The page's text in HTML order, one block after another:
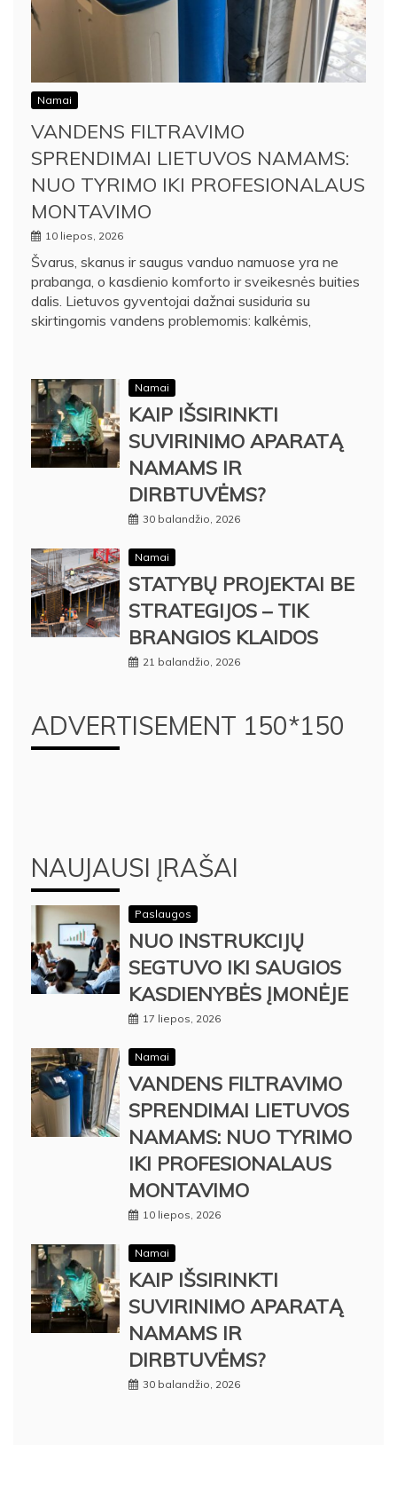
Namai
VANDENS FILTRAVIMO
SPRENDIMAI LIETUVOS NAMAMS:
NUO TYRIMO IKI PROFESIONALAUS
MONTAVIMO
10 liepos, 2026
Švarus, skanus ir saugus vanduo namuose yra ne
prabanga, o kasdienio komforto ir sveikesnės buities
dalis. Lietuvos gyventojai dažnai susiduria su
skirtingomis vandens problemomis: kalkėmis,
Namai
KAIP IŠSIRINKTI
SUVIRINIMO APARATĄ
NAMAMS IR
DIRBTUVĖMS?
30 balandžio, 2026
Namai
STATYBŲ PROJEKTAI BE
STRATEGIJOS – TIK
BRANGIOS KLAIDOS
21 balandžio, 2026
ADVERTISEMENT 150*150
NAUJAUSI ĮRAŠAI
Paslaugos
NUO INSTRUKCIJŲ
SEGTUVO IKI SAUGIOS
KASDIENYBĖS ĮMONĖJE
17 liepos, 2026
Namai
VANDENS FILTRAVIMO
SPRENDIMAI LIETUVOS
NAMAMS: NUO TYRIMO
IKI PROFESIONALAUS
MONTAVIMO
10 liepos, 2026
Namai
KAIP IŠSIRINKTI
SUVIRINIMO APARATĄ
NAMAMS IR
DIRBTUVĖMS?
30 balandžio, 2026